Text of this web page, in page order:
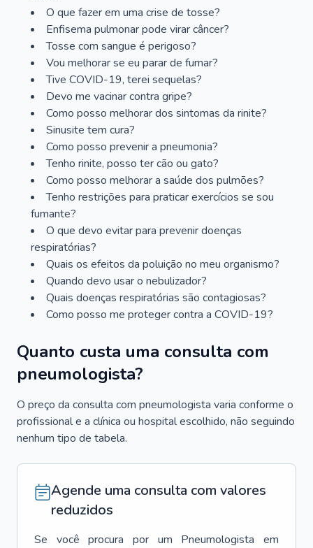
O que fazer em uma crise de tosse?
Enfisema pulmonar pode virar câncer?
Tosse com sangue é perigoso?
Vou melhorar se eu parar de fumar?
Tive COVID-19, terei sequelas?
Devo me vacinar contra gripe?
Como posso melhorar dos sintomas da rinite?
Sinusite tem cura?
Como posso prevenir a pneumonia?
Tenho rinite, posso ter cão ou gato?
Como posso melhorar a saúde dos pulmões?
Tenho restrições para praticar exercícios se sou
fumante?
O que devo evitar para prevenir doenças
respiratórias?
Quais os efeitos da poluição no meu organismo?
Quando devo usar o nebulizador?
Quais doenças respiratórias são contagiosas?
Como posso me proteger contra a COVID-19?
Quanto custa uma consulta com
pneumologista?
O preço da consulta com pneumologista varia conforme o
profissional e a clínica ou hospital escolhido, não seguindo
nenhum tipo de tabela.
Agende uma consulta com valores
reduzidos
Se você procura por um Pneumologista
em